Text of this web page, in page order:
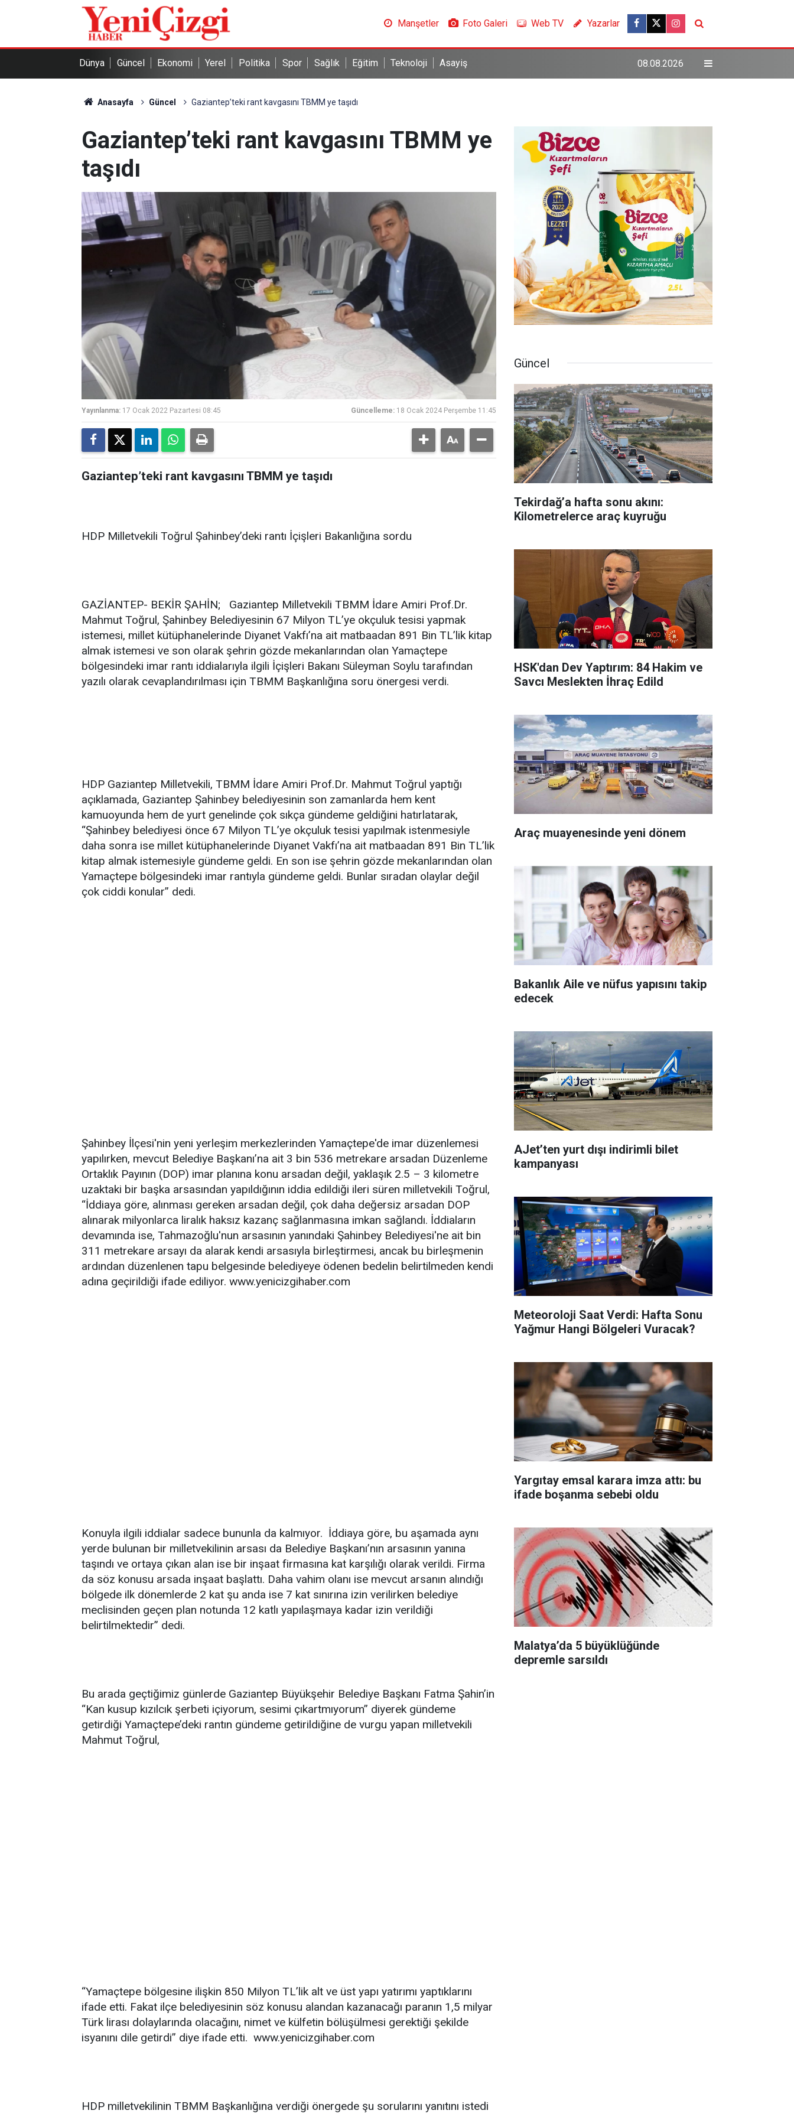
Manşetler Foto Galeri Web TV Yazarlar
Dünya Güncel Ekonomi Yerel Politika Spor Sağlık Eğitim Teknoloji Asayiş 08.08.2026
Anasayfa Güncel Gaziantep’teki rant kavgasını TBMM ye taşıdı
Gaziantep’teki rant kavgasını TBMM ye
taşıdı
Yayınlanma: 17 Ocak 2022 Pazartesi 08:45 Güncelleme: 18 Ocak 2024 Perşembe 11:45
Gaziantep’teki rant kavgasını TBMM ye taşıdı
HDP Milletvekili Toğrul Şahinbey’deki rantı İçişleri Bakanlığına sordu
GAZİANTEP- BEKİR ŞAHİN; Gaziantep Milletvekili TBMM İdare Amiri Prof.Dr.
Mahmut Toğrul, Şahinbey Belediyesinin 67 Milyon TL’ye okçuluk tesisi yapmak
istemesi, millet kütüphanelerinde Diyanet Vakfı’na ait matbaadan 891 Bin TL’lik kitap
almak istemesi ve son olarak şehrin gözde mekanlarından olan Yamaçtepe
bölgesindeki imar rantı iddialarıyla ilgili İçişleri Bakanı Süleyman Soylu tarafından
yazılı olarak cevaplandırılması için TBMM Başkanlığına soru önergesi verdi.
HDP Gaziantep Milletvekili, TBMM İdare Amiri Prof.Dr. Mahmut Toğrul yaptığı
açıklamada, Gaziantep Şahinbey belediyesinin son zamanlarda hem kent
kamuoyunda hem de yurt genelinde çok sıkça gündeme geldiğini hatırlatarak,
“Şahinbey belediyesi önce 67 Milyon TL’ye okçuluk tesisi yapılmak istenmesiyle
daha sonra ise millet kütüphanelerinde Diyanet Vakfı’na ait matbaadan 891 Bin TL’lik
kitap almak istemesiyle gündeme geldi. En son ise şehrin gözde mekanlarından olan
Yamaçtepe bölgesindeki imar rantıyla gündeme geldi. Bunlar sıradan olaylar değil
çok ciddi konular” dedi.
Şahinbey İlçesi'nin yeni yerleşim merkezlerinden Yamaçtepe'de imar düzenlemesi
yapılırken, mevcut Belediye Başkanı’na ait 3 bin 536 metrekare arsadan Düzenleme
Ortaklık Payının (DOP) imar planına konu arsadan değil, yaklaşık 2.5 – 3 kilometre
uzaktaki bir başka arsasından yapıldığının iddia edildiği ileri süren milletvekili Toğrul,
“İddiaya göre, alınması gereken arsadan değil, çok daha değersiz arsadan DOP
alınarak milyonlarca liralık haksız kazanç sağlanmasına imkan sağlandı. İddiaların
devamında ise, Tahmazoğlu'nun arsasının yanındaki Şahinbey Belediyesi'ne ait bin
311 metrekare arsayı da alarak kendi arsasıyla birleştirmesi, ancak bu birleşmenin
ardından düzenlenen tapu belgesinde belediyeye ödenen bedelin belirtilmeden kendi
adına geçirildiği ifade ediliyor. www.yenicizgihaber.com
Konuyla ilgili iddialar sadece bununla da kalmıyor. İddiaya göre, bu aşamada aynı
yerde bulunan bir milletvekilinin arsası da Belediye Başkanı’nın arsasının yanına
taşındı ve ortaya çıkan alan ise bir inşaat firmasına kat karşılığı olarak verildi. Firma
da söz konusu arsada inşaat başlattı. Daha vahim olanı ise mevcut arsanın alındığı
bölgede ilk dönemlerde 2 kat şu anda ise 7 kat sınırına izin verilirken belediye
meclisinden geçen plan notunda 12 katlı yapılaşmaya kadar izin verildiği
belirtilmektedir” dedi.
Bu arada geçtiğimiz günlerde Gaziantep Büyükşehir Belediye Başkanı Fatma Şahin’in
‘‘Kan kusup kızılcık şerbeti içiyorum, sesimi çıkartmıyorum’’ diyerek gündeme
getirdiği Yamaçtepe’deki rantın gündeme getirildiğine de vurgu yapan milletvekili
Mahmut Toğrul,
“Yamaçtepe bölgesine ilişkin 850 Milyon TL’lik alt ve üst yapı yatırımı yaptıklarını
ifade etti. Fakat ilçe belediyesinin söz konusu alandan kazanacağı paranın 1,5 milyar
Türk lirası dolaylarında olacağını, nimet ve külfetin bölüşülmesi gerektiği şekilde
isyanını dile getirdi” diye ifade etti. www.yenicizgihaber.com
HDP milletvekilinin TBMM Başkanlığına verdiği önergede şu sorularını yanıtını istedi
Güncel
Tekirdağ’a hafta sonu akını:
Kilometrelerce araç kuyruğu
HSK'dan Dev Yaptırım: 84 Hakim ve
Savcı Meslekten İhraç Edild
Araç muayenesinde yeni dönem
Bakanlık Aile ve nüfus yapısını takip
edecek
AJet’ten yurt dışı indirimli bilet
kampanyası
Meteoroloji Saat Verdi: Hafta Sonu
Yağmur Hangi Bölgeleri Vuracak?
Yargıtay emsal karara imza attı: bu
ifade boşanma sebebi oldu
Malatya’da 5 büyüklüğünde
depremle sarsıldı